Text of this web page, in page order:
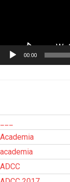
00:00
Academia
academia
ADCC